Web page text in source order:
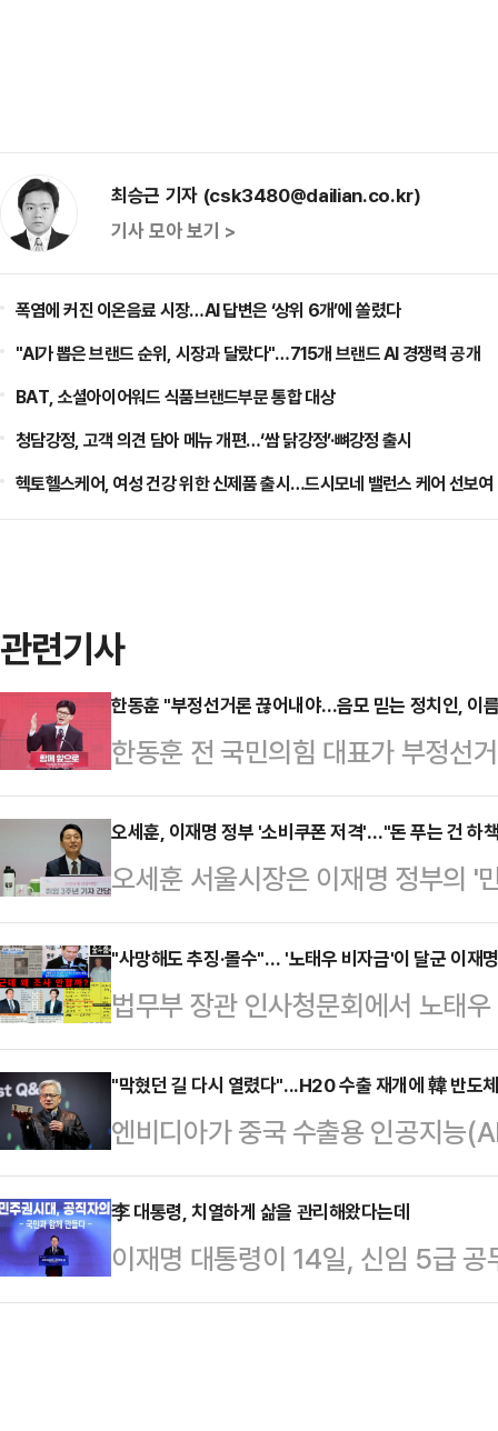
최승근 기자 (csk3480@dailian.co.kr)
기사 모아 보기 >
폭염에 커진 이온음료 시장…AI 답변은 ‘상위 6개’에 쏠렸다
"AI가 뽑은 브랜드 순위, 시장과 달랐다"…715개 브랜드 AI 경쟁력 공개
BAT, 소셜아이어워드 식품브랜드부문 통합 대상
청담강정, 고객 의견 담아 메뉴 개편…‘쌈 닭강정’·뼈강정 출시
헥토헬스케어, 여성 건강 위한 신제품 출시…드시모네 밸런스 케어 선보여
관련기사
한동훈 "부정선거론 끊어내야…음모 믿는 정치인, 이
한동훈 전 국민의힘 대표가 부정선
지도부가 대거 참석한 당내 상황에
인의 기득권을 지키려는 무책임한
대표는 16일 페이스북에 '국민의힘
목의 글을 올려 "부정선거 음모론
다면 극우세력 뒤에 숨지 말고 자신
제안했다.그는 "나는 지난해 12월
마지막 메시지로 국민의…
오세훈, 이재명 정부 '소비쿠폰 저격'…"돈 푸는 건 하
오세훈 서울시장은 이재명 정부의 '
으로 돈을 푸는 방식은 하책 중 하
서울시청에서 열린 취임 3주년 기
례해서 주택 가격이 오르는 건 전
배반적인 정책을 써서는 안 된다"
비쿠폰'을 발행한 현 정부를 겨냥해
는 (돈을 푸는 등) 빚을 내서라도 경
이 그런 …
"사망해도 추징·몰수"… '노태우 비자금'이 달군 이재
법무부 장관 인사청문회에서 노태
급됐다. '노태우 비자금'을 끝까지
자도 공감했다.16일 오전 10시부
청문회에서 전두환·노태우 비자금
원은 "이번에 최태원 회장의 이혼소
3000억 달하는 재산분할을 인정
란 메모지에 작성된, 98년도에 작
다"고 말했다.이어 "…
"막혔던 길 다시 열렸다"...H20 수출 재개에 韓 반도
엔비디아가 중국 수출용 인공지능
국내 메모리 반도체 업체들에 미칠
중단됐던 수요가 재차 복원된 셈인
리를 찾았다는 평가를 내놓는다.저
으로 보이면서 고대역폭메모리
李 대통령, 치열하게 삶을 관리해왔다는데
이재명 대통령이 14일, 신임 5급 공
귀’라고 규정했다. 그러면서 “하지